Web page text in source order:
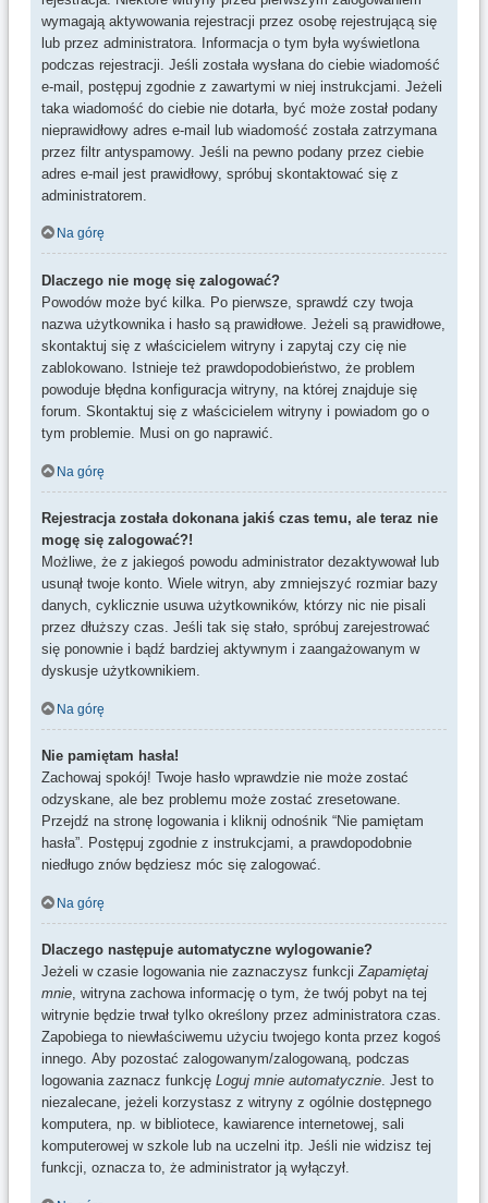
wymagają aktywowania rejestracji przez osobę rejestrującą się
lub przez administratora. Informacja o tym była wyświetlona
podczas rejestracji. Jeśli została wysłana do ciebie wiadomość
e-mail, postępuj zgodnie z zawartymi w niej instrukcjami. Jeżeli
taka wiadomość do ciebie nie dotarła, być może został podany
nieprawidłowy adres e-mail lub wiadomość została zatrzymana
przez filtr antyspamowy. Jeśli na pewno podany przez ciebie
adres e-mail jest prawidłowy, spróbuj skontaktować się z
administratorem.
Na górę
Dlaczego nie mogę się zalogować?
Powodów może być kilka. Po pierwsze, sprawdź czy twoja
nazwa użytkownika i hasło są prawidłowe. Jeżeli są prawidłowe,
skontaktuj się z właścicielem witryny i zapytaj czy cię nie
zablokowano. Istnieje też prawdopodobieństwo, że problem
powoduje błędna konfiguracja witryny, na której znajduje się
forum. Skontaktuj się z właścicielem witryny i powiadom go o
tym problemie. Musi on go naprawić.
Na górę
Rejestracja została dokonana jakiś czas temu, ale teraz nie
mogę się zalogować?!
Możliwe, że z jakiegoś powodu administrator dezaktywował lub
usunął twoje konto. Wiele witryn, aby zmniejszyć rozmiar bazy
danych, cyklicznie usuwa użytkowników, którzy nic nie pisali
przez dłuższy czas. Jeśli tak się stało, spróbuj zarejestrować
się ponownie i bądź bardziej aktywnym i zaangażowanym w
dyskusje użytkownikiem.
Na górę
Nie pamiętam hasła!
Zachowaj spokój! Twoje hasło wprawdzie nie może zostać
odzyskane, ale bez problemu może zostać zresetowane.
Przejdź na stronę logowania i kliknij odnośnik “Nie pamiętam
hasła”. Postępuj zgodnie z instrukcjami, a prawdopodobnie
niedługo znów będziesz móc się zalogować.
Na górę
Dlaczego następuje automatyczne wylogowanie?
Jeżeli w czasie logowania nie zaznaczysz funkcjiZapamiętaj
mnie, witryna zachowa informację o tym, że twój pobyt na tej
witrynie będzie trwał tylko określony przez administratora czas.
Zapobiega to niewłaściwemu użyciu twojego konta przez kogoś
innego. Aby pozostać zalogowanym/zalogowaną, podczas
logowania zaznacz funkcję Loguj mnie automatycznie. Jest to
niezalecane, jeżeli korzystasz z witryny z ogólnie dostępnego
komputera, np. w bibliotece, kawiarence internetowej, sali
komputerowej w szkole lub na uczelni itp. Jeśli nie widzisz tej
funkcji, oznacza to, że administrator ją wyłączył.